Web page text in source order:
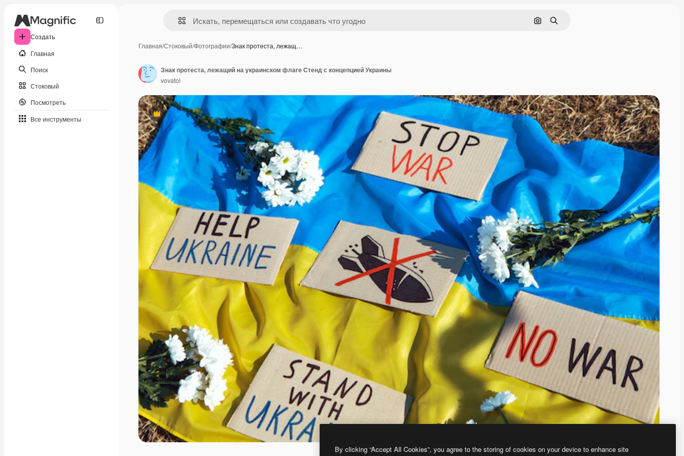
Создать
Главная
Поиск
Стоковый
Посмотреть
Все инструменты
Поиск по изображению
Поиск
Главная/Стоковый/Фотографии/Знак протеста, лежащ…
Премиум
Знак протеста, лежащий на украинском флаге Стенд с концепцией Украины
vovatol
By clicking “Accept All Cookies”, you agree to the storing of cookies on your device to enhance site